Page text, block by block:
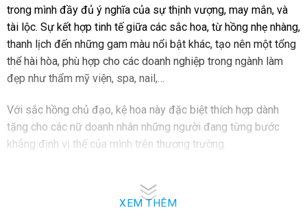
trong mình đầy đủ ý nghĩa của sự thịnh vượng, may mắn, và
tài lộc. Sự kết hợp tinh tế giữa các sắc hoa, từ hồng nhẹ nhàng,
thanh lịch đến những gam màu nổi bật khác, tạo nên một tổng
thể hài hòa, phù hợp cho các doanh nghiệp trong ngành làm
đẹp như thẩm mỹ viện, spa, nail,…
Với sắc hồng chủ đạo, kệ hoa này đặc biệt thích hợp dành
tặng cho các nữ doanh nhân những người đang từng bước
khẳng định vị thế của mình trên thương trường.
Mừng Tân Gia Sang Trọng
XEM THÊM